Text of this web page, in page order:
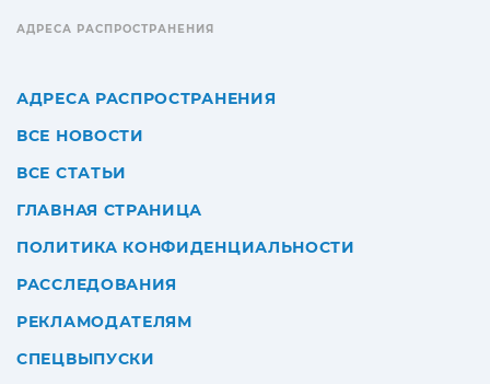
АДРЕСА РАСПРОСТРАНЕНИЯ
АДРЕСА РАСПРОСТРАНЕНИЯ
ВСЕ НОВОСТИ
ВСЕ СТАТЬИ
ГЛАВНАЯ СТРАНИЦА
ПОЛИТИКА КОНФИДЕНЦИАЛЬНОСТИ
РАССЛЕДОВАНИЯ
РЕКЛАМОДАТЕЛЯМ
СПЕЦВЫПУСКИ